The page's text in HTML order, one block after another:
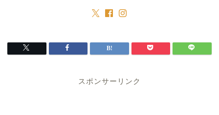
スポンサーリンク